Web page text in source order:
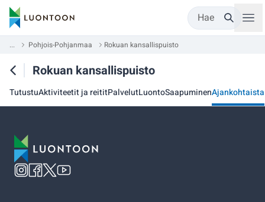
Hae
... Pohjois-Pohjanmaa Rokuan kansallispuisto
Rokuan kansallispuisto
TutustuAktiviteetit ja reititPalvelutLuontoSaapuminenAjankohtaista